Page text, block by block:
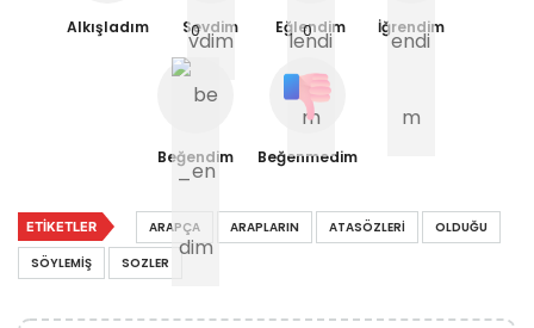
Alkışladım Sevdim Eğlendim İğrendim
0
Beğendim
0
Beğenmedim
ETIKETLER ARAPÇA ARAPLARIN ATASÖZLERI
OLDUĞU
SÖYLEMIŞ
SOZLER